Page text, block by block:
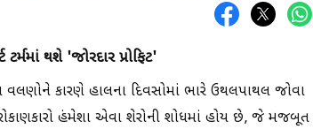
થશે 'જોરદાર પ્રોફિટ'
કારણે હાલના દિવસોમાં ભારે ઉથલપાથલ જોવા
હંમેશા એવા શેરોની શોધમાં હોય છે, જે મજબૂત